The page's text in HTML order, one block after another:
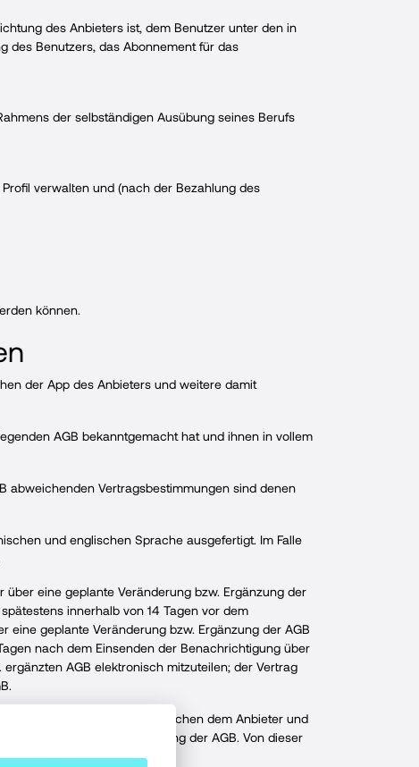
des Anbieters ist, dem Benutzer unter den in
des Benutzers, das Abonnement für das
der selbständigen Ausübung seines Berufs
verwalten und (nach der Bezahlung des
können.
der App des Anbieters und weitere damit
AGB bekanntgemacht hat und ihnen in vollem
abweichenden Vertragsbestimmungen sind denen
und englischen Sprache ausgefertigt. Im Falle
eine geplante Veränderung bzw. Ergänzung der
innerhalb von 14 Tagen vor dem
eine geplante Veränderung bzw. Ergänzung der AGB
nach dem Einsenden der Benachrichtigung über
AGB elektronisch mitzuteilen; der Vertrag
richtet sich der Vertrag zwischen dem Anbieter und
bzw. ergänzten Fassung der AGB. Von dieser
unberührt.